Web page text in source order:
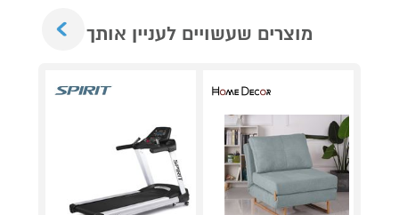
מוצרים שעשויים לעניין אותך